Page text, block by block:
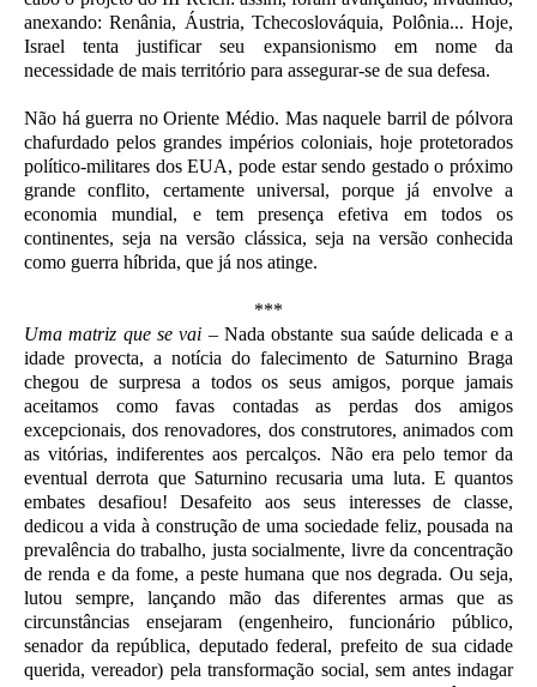
anexando: Renânia, Áustria, Tchecoslováquia, Polônia... Hoje,
Israel tenta justificar seu expansionismo em nome da
necessidade de mais território para assegurar-se de sua defesa.
Não há guerra no Oriente Médio. Mas naquele barril de pólvora
chafurdado pelos grandes impérios coloniais, hoje protetorados
político-militares dos EUA, pode estar sendo gestado o próximo
grande conflito, certamente universal, porque já envolve a
economia mundial, e tem presença efetiva em todos os
continentes, seja na versão clássica, seja na versão conhecida
como guerra híbrida, que já nos atinge.
***
Uma matriz que se vai – Nada obstante sua saúde delicada e a
idade provecta, a notícia do falecimento de Saturnino Braga
chegou de surpresa a todos os seus amigos, porque jamais
aceitamos como favas contadas as perdas dos amigos
excepcionais, dos renovadores, dos construtores, animados com
as vitórias, indiferentes aos percalços. Não era pelo temor da
eventual derrota que Saturnino recusaria uma luta. E quantos
embates desafiou! Desafeito aos seus interesses de classe,
dedicou a vida à construção de uma sociedade feliz, pousada na
prevalência do trabalho, justa socialmente, livre da concentração
de renda e da fome, a peste humana que nos degrada. Ou seja,
lutou sempre, lançando mão das diferentes armas que as
circunstâncias ensejaram (engenheiro, funcionário público,
senador da república, deputado federal, prefeito de sua cidade
querida, vereador) pela transformação social, sem antes indagar